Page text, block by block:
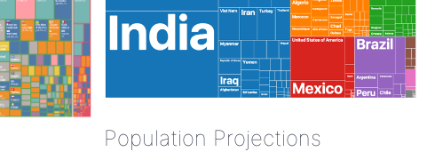
Population Projections